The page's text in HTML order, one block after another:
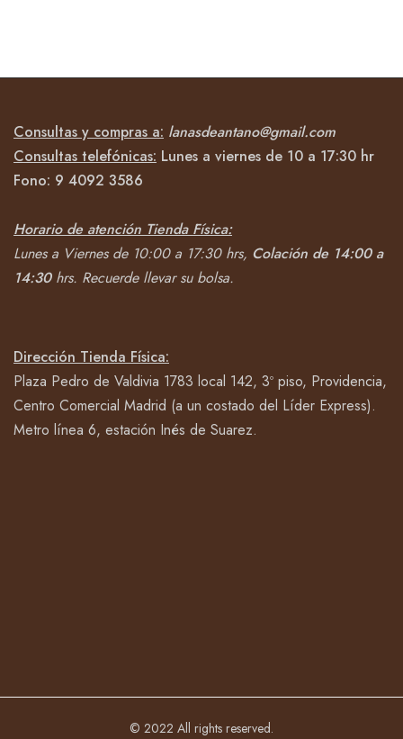
Consultas y compras a: lanasdeantano@gmail.com
Consultas telefónicas: Lunes a viernes de 10 a 17:30 hr
Fono: 9 4092 3586
Horario de atención Tienda Física:
Lunes a Viernes de 10:00 a 17:30 hrs, Colación de 14:00 a
14:30hrs. Recuerde llevar su bolsa.
Dirección Tienda Física:
Plaza Pedro de Valdivia 1783 local 142, 3º piso, Providencia,
Centro Comercial Madrid (a un costado del Líder Express).
Metro línea 6, estación Inés de Suarez.
© 2022 All rights reserved.